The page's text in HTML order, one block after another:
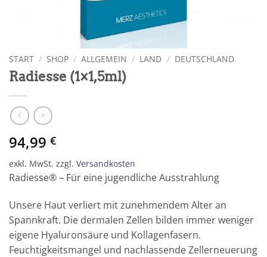
START / SHOP / ALLGEMEIN / LAND / DEUTSCHLAND
Radiesse (1×1,5ml)
94,99 €
exkl. MwSt. zzgl. Versandkosten
Radiesse® – Für eine jugendliche Ausstrahlung
Unsere Haut verliert mit zunehmendem Alter an
Spannkraft. Die dermalen Zellen bilden immer weniger
eigene Hyaluronsäure und Kollagenfasern.
Feuchtigkeitsmangel und nachlassende Zellerneuerung